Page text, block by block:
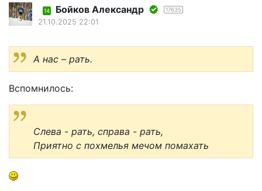
14 Бойков Александр 17635
21.10.2025 22:01
А нас – рать.
Вспомнилось:
Слева - рать, справа - рать,
Приятно с похмелья мечом помахать